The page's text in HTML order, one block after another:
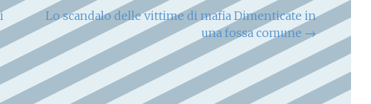
Lo scandalo delle vittime di mafia Dimenticate in
una fossa comune →